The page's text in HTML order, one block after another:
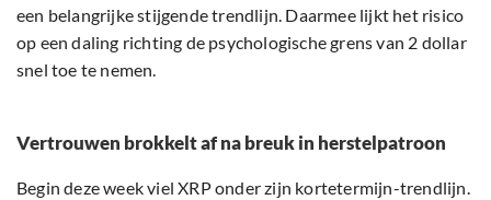
een belangrijke stijgende trendlijn. Daarmee lijkt het risico
op een daling richting de psychologische grens van 2 dollar
snel toe te nemen.
Vertrouwen brokkelt af na breuk in herstelpatroon
Begin deze week viel XRP onder zijn kortetermijn-trendlijn.